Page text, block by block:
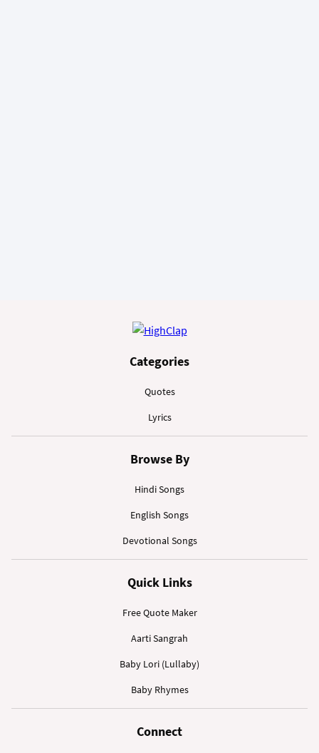
Categories
Quotes
Lyrics
Browse By
Hindi Songs
English Songs
Devotional Songs
Quick Links
Free Quote Maker
Aarti Sangrah
Baby Lori (Lullaby)
Baby Rhymes
Connect